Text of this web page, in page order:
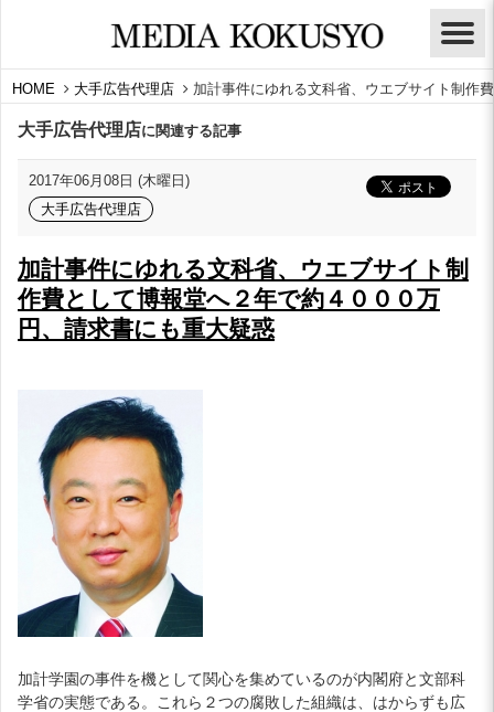
HOME 大手広告代理店 加計事件にゆれる文科省、ウエブサイト制作
大手広告代理店に関連する記事
2017年06月08日 (木曜日)
大手広告代理店
加計事件にゆれる文科省、ウエブサイト制
作費として博報堂へ２年で約４０００万
円、請求書にも重大疑惑
加計学園の事件を機として関心を集めているのが内閣府と文部科
学省の実態である。これら２つの腐敗した組織は、はからずも広